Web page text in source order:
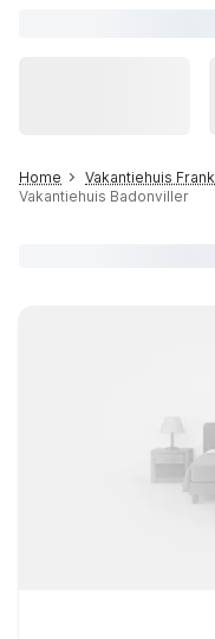
Home Vakantiehuis
Vakantiehuis Badonviller